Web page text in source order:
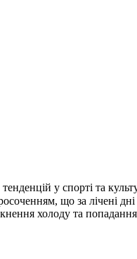
у спорті та
що за лічені
холоду та попадання